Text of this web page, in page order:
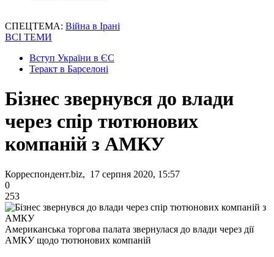
СПЕЦТЕМА: Війна в Ірані
ВСІ ТЕМИ
Вступ України в ЄС
Теракт в Барселоні
Бізнес звернувся до влади
через спір тютюнових
компаній з АМКУ
Корреспондент.biz, 17 серпня 2020, 15:57
0
253
Американська торгова палата звернулася до влади через дії
АМКУ щодо тютюнових компаній